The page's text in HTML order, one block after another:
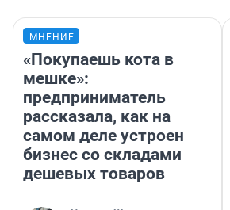
МНЕНИЕ
«Покупаешь кота в
мешке»:
предприниматель
рассказала, как на
самом деле устроен
бизнес со складами
дешевых товаров